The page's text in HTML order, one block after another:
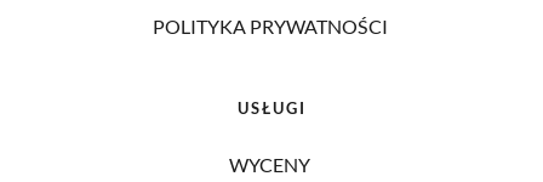
POLITYKA PRYWATNOŚCI
USŁUGI
WYCENY